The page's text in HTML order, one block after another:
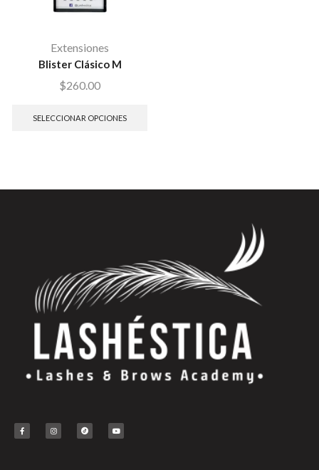
Extensiones
Blister Clásico M
$260.00
SELECCIONAR OPCIONES